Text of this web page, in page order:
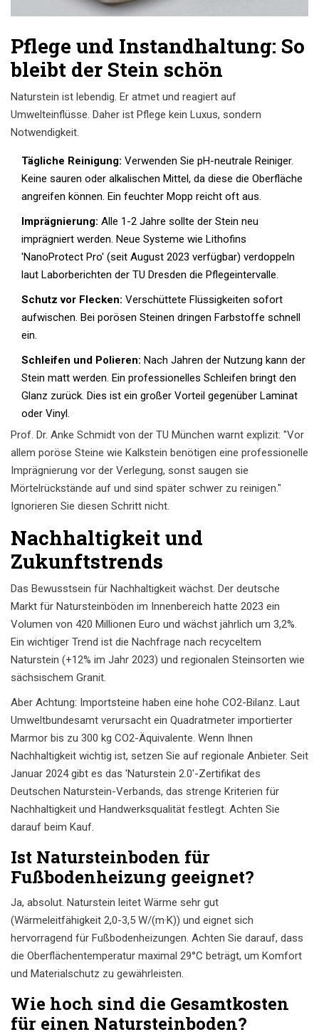
Pflege und Instandhaltung: So
bleibt der Stein schön
Naturstein ist lebendig. Er atmet und reagiert auf
Umwelteinflüsse. Daher ist Pflege kein Luxus, sondern
Notwendigkeit.
Tägliche Reinigung: Verwenden Sie pH-neutrale Reiniger.
Keine sauren oder alkalischen Mittel, da diese die Oberfläche
angreifen können. Ein feuchter Mopp reicht oft aus.
Imprägnierung: Alle 1-2 Jahre sollte der Stein neu
imprägniert werden. Neue Systeme wie Lithofins
'NanoProtect Pro' (seit August 2023 verfügbar) verdoppeln
laut Laborberichten der TU Dresden die Pflegeintervalle.
Schutz vor Flecken: Verschüttete Flüssigkeiten sofort
aufwischen. Bei porösen Steinen dringen Farbstoffe schnell
ein.
Schleifen und Polieren: Nach Jahren der Nutzung kann der
Stein matt werden. Ein professionelles Schleifen bringt den
Glanz zurück. Dies ist ein großer Vorteil gegenüber Laminat
oder Vinyl.
Prof. Dr. Anke Schmidt von der TU München warnt explizit: "Vor
allem poröse Steine wie Kalkstein benötigen eine professionelle
Imprägnierung vor der Verlegung, sonst saugen sie
Mörtelrückstände auf und sind später schwer zu reinigen."
Ignorieren Sie diesen Schritt nicht.
Nachhaltigkeit und
Zukunftstrends
Das Bewusstsein für Nachhaltigkeit wächst. Der deutsche
Markt für Natursteinböden im Innenbereich hatte 2023 ein
Volumen von 420 Millionen Euro und wächst jährlich um 3,2%.
Ein wichtiger Trend ist die Nachfrage nach recyceltem
Naturstein (+12% im Jahr 2023) und regionalen Steinsorten wie
sächsischem Granit.
Aber Achtung: Importsteine haben eine hohe CO2-Bilanz. Laut
Umweltbundesamt verursacht ein Quadratmeter importierter
Marmor bis zu 300 kg CO2-Äquivalente. Wenn Ihnen
Nachhaltigkeit wichtig ist, setzen Sie auf regionale Anbieter. Seit
Januar 2024 gibt es das 'Naturstein 2.0'-Zertifikat des
Deutschen Naturstein-Verbands, das strenge Kriterien für
Nachhaltigkeit und Handwerksqualität festlegt. Achten Sie
darauf beim Kauf.
Ist Natursteinboden für
Fußbodenheizung geeignet?
Ja, absolut. Naturstein leitet Wärme sehr gut
(Wärmeleitfähigkeit 2,0-3,5 W/(m·K)) und eignet sich
hervorragend für Fußbodenheizungen. Achten Sie darauf, dass
die Oberflächentemperatur maximal 29°C beträgt, um Komfort
und Materialschutz zu gewährleisten.
Wie hoch sind die Gesamtkosten
für einen Natursteinboden?